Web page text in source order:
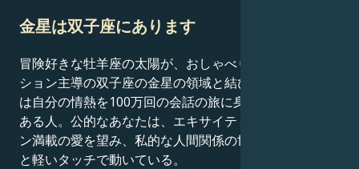
金星は双子座にあります
冒険好きな牡羊座の太陽が、おしゃべりでコミュニケー
ション主導の双子座の金星の領域と結びつくと、あなた
は自分の情熱を100万回の会話の旅に身にまとう傾向が
ある人。公的なあなたは、エキサイティングでアクショ
ン満載の愛を望み、私的な人間関係の世界は知的好奇心
と軽いタッチで動いている。